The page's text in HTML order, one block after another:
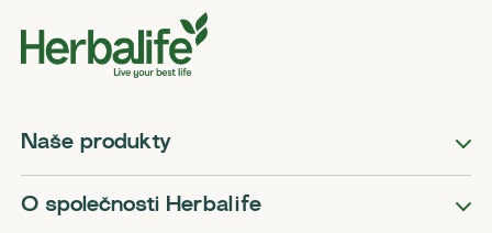
Naše produkty
O společnosti Herbalife